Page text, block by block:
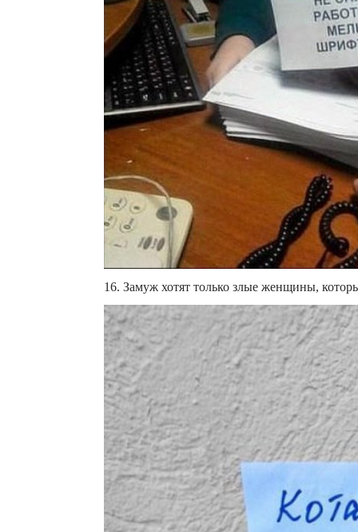
16. Замуж хотят только злые женщины,